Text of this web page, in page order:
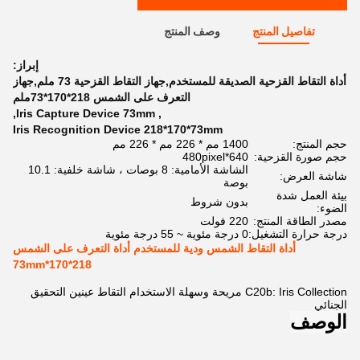
تفاصيل المنتج وصف المنتج
إبراز:
أداة التقاط القزحية الصديقة للمستخدم,جهاز التقاط القزحية 73 ملم,جهاز
التعرف على الشمس 218*170*73ملم
,
Iris Capture Device 73mm
,
Iris Recognition Device 218*170*73mm
حجم المنتج:
1400 مم * 226 مم * 226 مم
حجم صورة القزحية: 640*480pixel
شاشة العرض:
الشاشة الأمامية: 8 بوصات ، شاشة خلفية: 10.1
بوصة
بيئة العمل شدة
الضوء:
بدون شروط
مصدر الطاقة المنتج: 220 فولت
درجة حرارة التشغيل:0 درجة مئوية ~ 55 درجة مئوية
أداة التقاط الشمس ودية للمستخدم أداة التعرف على الشمس
218*170*73mm
C20b: Iris Collection مريحة وسهلة الاستخدام التقاط عينين التحقيق
الجنائي
الوصف